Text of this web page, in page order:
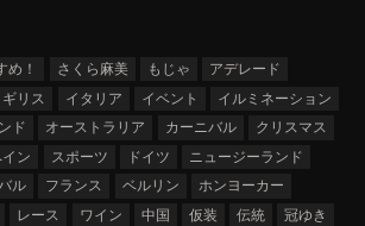
め！ さくら麻美 もじゃ
アデレード
リス イタリア イベント
イルミネーション
ド オーストラリア カーニバル
クリスマス
ン スポーツ ドイツ
ニュージーランド
ル フランス ベルリン
ホンヨーカー
レース ワイン 中国 仮装 伝統
冠ゆき